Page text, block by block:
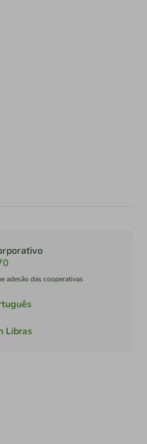
adesão das cooperativas
Libras